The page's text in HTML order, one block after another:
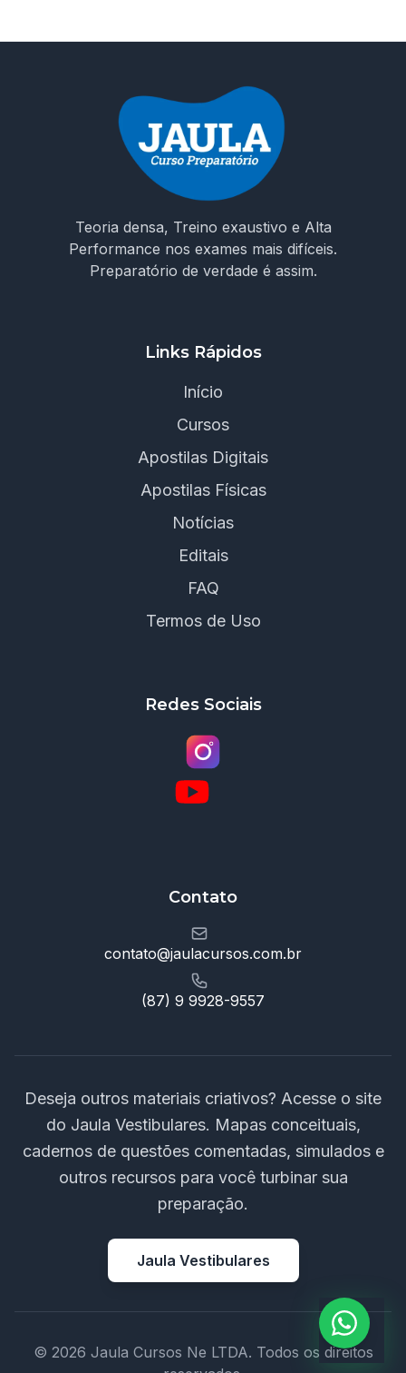
Teoria densa, Treino exaustivo e Alta
Performance nos exames mais difíceis.
Preparatório de verdade é assim.
Links Rápidos
Início
Cursos
Apostilas Digitais
Apostilas Físicas
Notícias
Editais
FAQ
Termos de Uso
Redes Sociais
Contato
contato@jaulacursos.com.br
(87) 9 9928-9557
Deseja outros materiais criativos? Acesse o site
do Jaula Vestibulares. Mapas conceituais,
cadernos de questões comentadas, simulados e
outros recursos para você turbinar sua
preparação.
Jaula Vestibulares
© 2026 Jaula Cursos Ne LTDA. Todos os direitos